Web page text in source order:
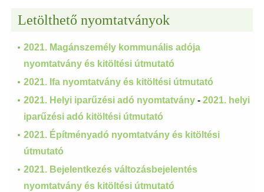
Letölthető nyomtatványok
2021. Magánszemély kommunális adója
nyomtatvány és kitöltési útmutató
2021. Ifa nyomtatvány és kitöltési útmutató
2021. Helyi iparűzési adó nyomtatvány -2021. helyi
iparűzési adó kitöltési útmutató
2021. Építményadó nyomtatvány és kitöltési
útmutató
2021. Bejelentkezés változásbejelentés
nyomtatvány és kitöltési útmutató